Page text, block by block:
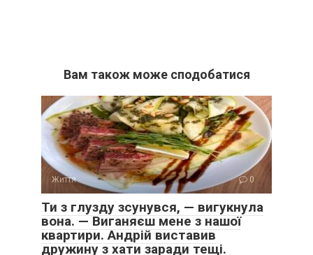
Вам також може сподобатися
Життя 0
Ти з глузду зсунувся, — вигукнула
вона. — Виганяєш мене з нашої
квартири. Андрій виставив
дружину з хати заради тещі.